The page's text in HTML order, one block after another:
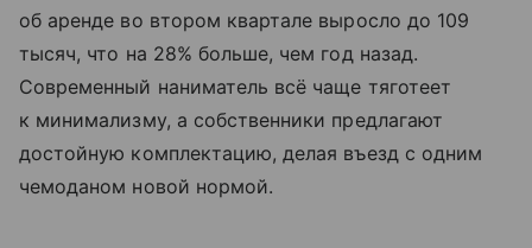
об аренде во втором квартале выросло до 109
тысяч, что на 28% больше, чем год назад.
Современный наниматель всё чаще тяготеет
к минимализму, а собственники предлагают
достойную комплектацию, делая въезд с одним
чемоданом новой нормой.